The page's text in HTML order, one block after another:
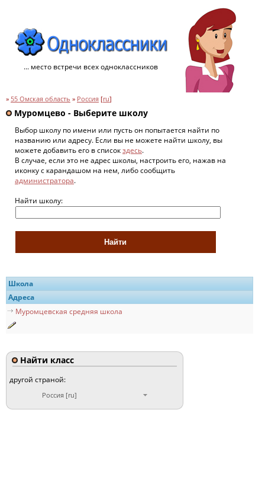
... место встречи всех одноклассников
» 55 Омская область » Россия [ru]
Муромцево - Выберите школу
Выбор школу по имени или пусть он попытается найти по
названию или адресу. Если вы не можете найти школу, вы
можете добавить его в списокздесь.
В случае, если это не адрес школы, настроить его, нажав на
иконку с карандашом на нем, либо сообщить
администратора.
Найти школу:
Школа
Адреса
Муромцевская средняя школа
Найти класс
другой страной:
Россия [ru]